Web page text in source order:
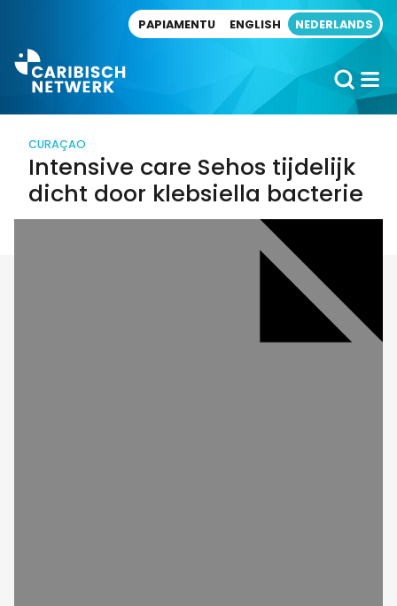
PAPIAMENTU ENGLISH NEDERLANDS
CURAÇAO
Intensive care Sehos tijdelijk
dicht door klebsiella bacterie